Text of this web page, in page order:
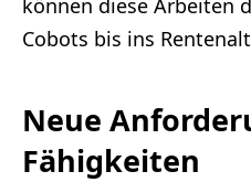
Cobots bis ins
Neue
Fähigkeiten